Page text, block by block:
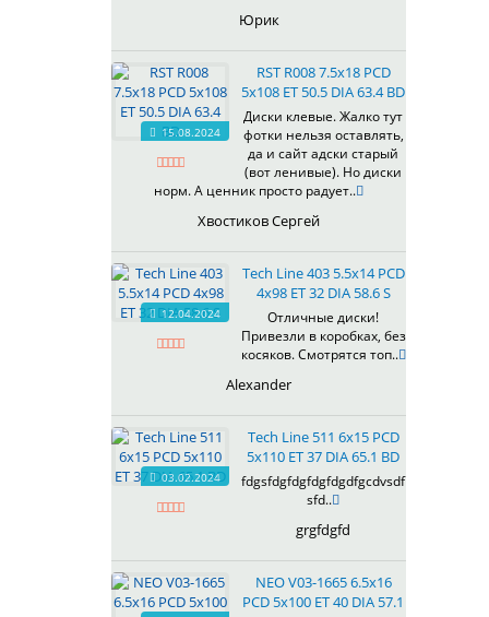
602
604
607
614
622
624
625
626
628
629
633
634
635
641
Юрик
15.08.2024
RST R008 7.5x18 PCD
5x108 ET 50.5 DIA 63.4 BD
Диски клевые. Жалко тут
фотки нельзя оставлять,
да и сайт адски старый
(вот ленивые). Но диски
норм. А ценник просто радует..
Хвостиков Сергей
12.04.2024
Tech Line 403 5.5x14 PCD
4x98 ET 32 DIA 58.6 S
Отличные диски!
Привезли в коробках, без
косяков. Смотрятся топ..
Alexander
03.02.2024
Tech Line 511 6x15 PCD
5x110 ET 37 DIA 65.1 BD
fdgsfdgfdgfdgfdgdfgcdvsdf
sfd..
grgfdgfd
NEO V03-1665 6.5x16
PCD 5x100 ET 40 DIA 57.1